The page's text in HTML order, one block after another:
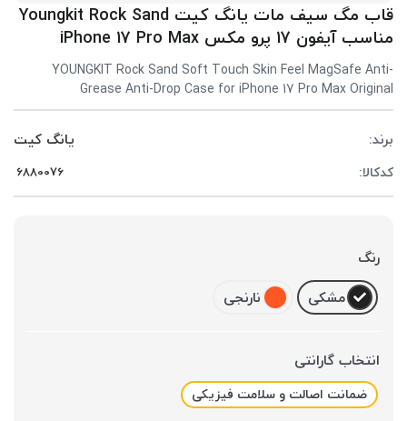
قاب مگ سیف مات یانگ کیت Youngkit Rock Sand
مناسب آیفون 17 پرو مکس iPhone 17 Pro Max
YOUNGKIT Rock Sand Soft Touch Skin Feel MagSafe Anti-
Grease Anti-Drop Case for iPhone 17 Pro Max Original
برند: یانگ کیت
کدکالا:
رنگ
مشکی
نارنجی
انتخاب گارانتی
ضمانت اصالت و سلامت فیزیکی